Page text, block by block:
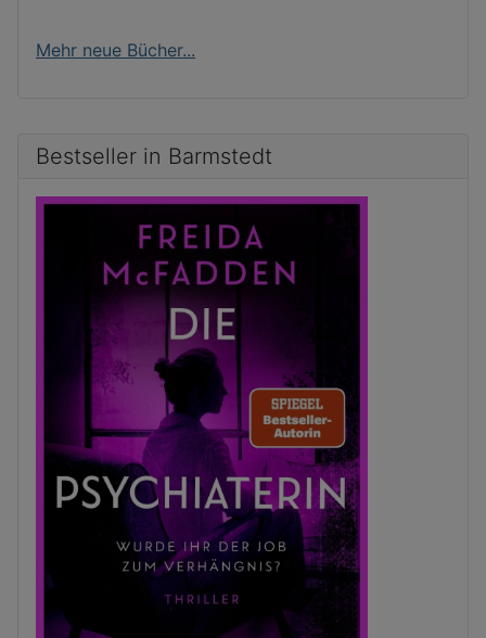
Bestseller in Barmstedt
Mehr neue Bücher...